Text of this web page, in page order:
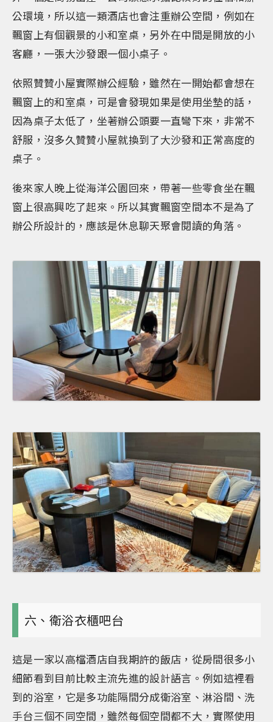
公環境，所以這一類酒店也會注重辦公空間，例如在
飄窗上有個觀景的小和室桌，另外在中間是開放的小
客廳，一張大沙發跟一個小桌子。
依照贊贊小屋實際辦公經驗，雖然在一開始都會想在
飄窗上的和室桌，可是會發現如果是使用坐墊的話，
因為桌子太低了，坐著辦公頭要一直彎下來，非常不
舒服，沒多久贊贊小屋就換到了大沙發和正常高度的
桌子。
後來家人晚上從海洋公園回來，帶著一些零食坐在飄
窗上很高興吃了起來。所以其實飄窗空間本不是為了
辦公所設計的，應該是休息聊天聚會閱讀的角落。
六、衛浴衣櫃吧台
這是一家以高檔酒店自我期許的飯店，從房間很多小
細節看到目前比較主流先進的設計語言。例如這裡看
到的浴室，它是多功能隔間分成衛浴室、淋浴間、洗
手台三個不同空間，雖然每個空間都不大，實際使用